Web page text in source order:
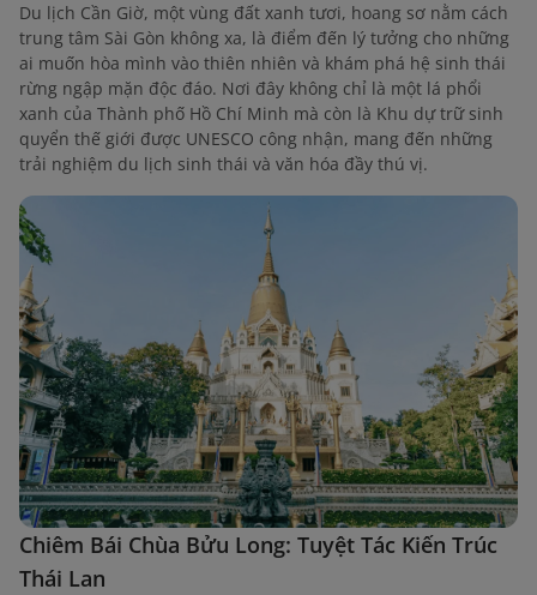
Du lịch Cần Giờ, một vùng đất xanh tươi, hoang sơ nằm cách
trung tâm Sài Gòn không xa, là điểm đến lý tưởng cho những
ai muốn hòa mình vào thiên nhiên và khám phá hệ sinh thái
rừng ngập mặn độc đáo. Nơi đây không chỉ là một lá phổi
xanh của Thành phố Hồ Chí Minh mà còn là Khu dự trữ sinh
quyển thế giới được UNESCO công nhận, mang đến những
trải nghiệm du lịch sinh thái và văn hóa đầy thú vị.
Chiêm Bái Chùa Bửu Long: Tuyệt Tác Kiến Trúc
Thái Lan